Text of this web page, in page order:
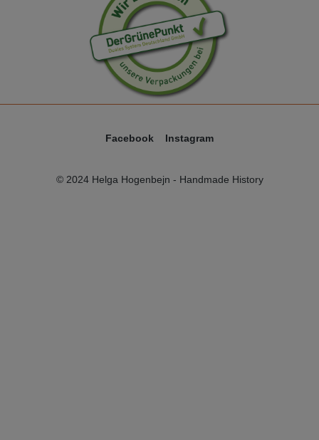
Facebook Instagram
© 2024 Helga Hogenbejn - Handmade History